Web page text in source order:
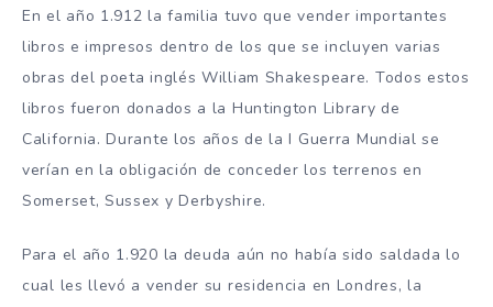
En el año 1.912 la familia tuvo que vender importantes
libros e impresos dentro de los que se incluyen varias
obras del poeta inglés William Shakespeare. Todos estos
libros fueron donados a la Huntington Library de
California. Durante los años de la I Guerra Mundial se
verían en la obligación de conceder los terrenos en
Somerset, Sussex y Derbyshire.
Para el año 1.920 la deuda aún no había sido saldada lo
cual les llevó a vender su residencia en Londres, la